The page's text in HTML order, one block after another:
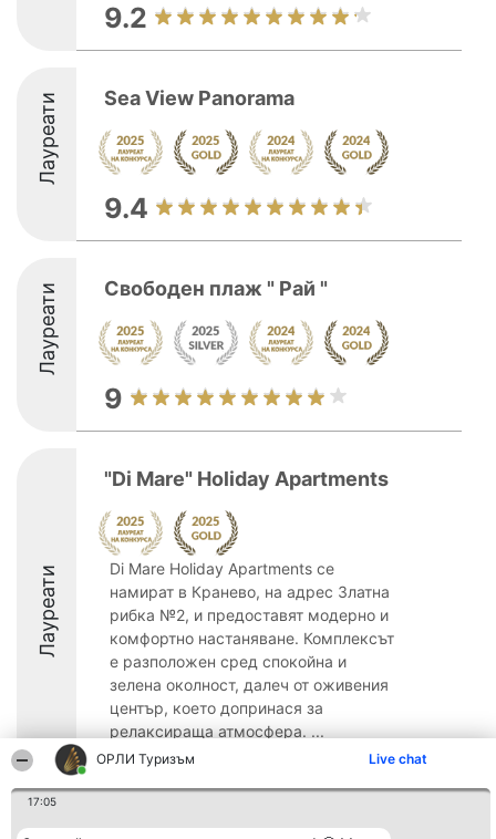
ОРЛИ Туризъм Live chat
17:05
9.2
Лауреати Sea View Panorama
9.4
Лауреати Свободен плаж " Рай "
9
Лауреати
"Di Mare" Holiday Apartments
Di Mare Holiday Apartments се
намират в Кранево, на адрес Златна
рибка №2, и предоставят модерно и
комфортно настаняване. Комплексът
е разположен сред спокойна и
зелена околност, далеч от оживения
център, което допринася за
релаксираща атмосфера. ...
9.4